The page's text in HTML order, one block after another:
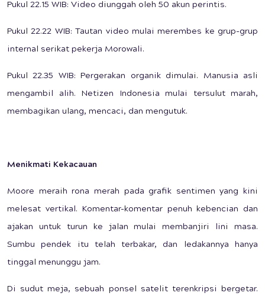
Pukul 22.15 WIB: Video diunggah oleh 50 akun perintis.
Pukul 22.22 WIB: Tautan video mulai merembes ke grup-grup
internal serikat pekerja Morowali.
Pukul 22.35 WIB: Pergerakan organik dimulai. Manusia asli
mengambil alih. Netizen Indonesia mulai tersulut marah,
membagikan ulang, mencaci, dan mengutuk.
Menikmati Kekacauan
Moore meraih rona merah pada grafik sentimen yang kini
melesat vertikal. Komentar-komentar penuh kebencian dan
ajakan untuk turun ke jalan mulai membanjiri lini masa.
Sumbu pendek itu telah terbakar, dan ledakannya hanya
tinggal menunggu jam.
Di sudut meja, sebuah ponsel satelit terenkripsi bergetar.